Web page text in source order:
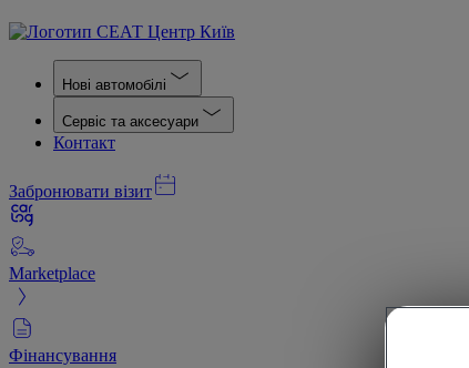
Нові автомобілі
Сервіс та аксесуари
Контакт
Забронювати візит
Marketplace
Фінансування